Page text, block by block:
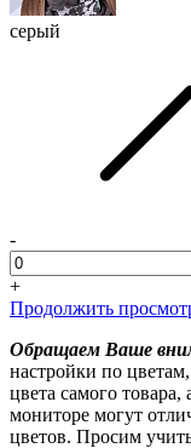
серый
-
+
Продолжить
Обращаем Ваше
настройки по
цвета самого
мониторе могут
цветов. Просим